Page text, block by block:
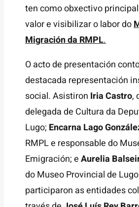
ten como obxectivo
valor e visibilizar o labor do
Migración da RMPL.
O acto de presentación
destacada representación
social. Asistiron Iria Castro,
delegada de Cultura da
Lugo; Encarna Lago
RMPL e responsable do
Emigración; eAurelia
do Museo Provincial de
participaron as entidades